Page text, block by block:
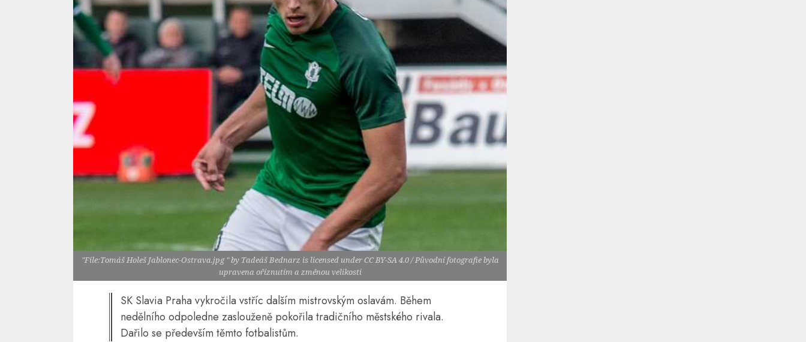
"File:Tomáš Holeš Jablonec-Ostrava.jpg " by Tadeáš Bednarz is licensed under CC BY-SA 4.0 / Původní fotografie byla
upravena oříznutím a změnou velikosti
SK Slavia Praha vykročila vstříc dalším mistrovským oslavám. Během
nedělního odpoledne zaslouženě pokořila tradičního městského rivala.
Dařilo se především těmto fotbalistům.